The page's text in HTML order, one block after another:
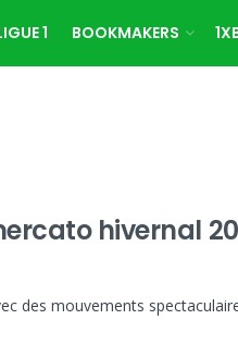
1 BOOKMAKERS
hivernal
des mouvements